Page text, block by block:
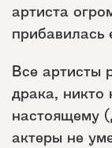
артиста
прибавилась
Все артисты
драка, никто
настоящему
актеры не